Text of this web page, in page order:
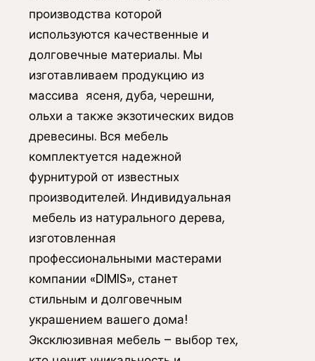
производства которой
используются качественные и
долговечные материалы. Мы
изготавливаем продукцию из
массива ясеня, дуба, черешни,
ольхи а также экзотических видов
древесины. Вся мебель
комплектуется надежной
фурнитурой от известных
производителей. Индивидуальная
мебель из натурального дерева,
изготовленная
профессиональными мастерами
компании «DIMIS», станет
стильным и долговечным
украшением вашего дома!
Эксклюзивная мебель – выбор тех,